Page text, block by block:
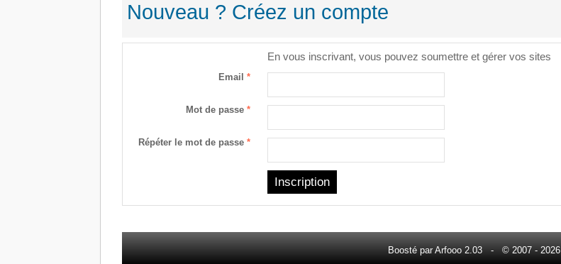
Nouveau ? Créez un compte
En vous inscrivant, vous pouvez soumettre et gérer vos sites
Email *
Mot de passe *
Répéter le mot de passe *
Boosté parArfooo 2.03- © 2007 - 2026